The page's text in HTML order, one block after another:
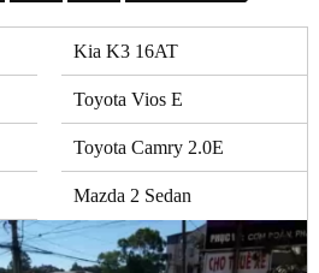
Kia K3 16AT
Toyota Vios E
Toyota Camry 2.0E
Mazda 2 Sedan